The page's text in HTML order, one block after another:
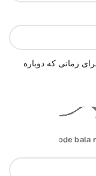
زمانی که دوباره